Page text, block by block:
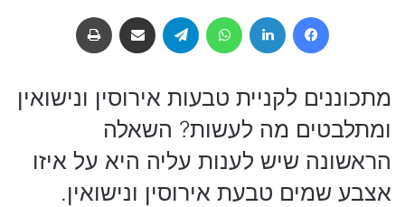
Facebook
LinkedIn
WhatsApp
Telegram שיתוף באמצעות מייל
מתכוננים לקניית טבעות אירוסין ונישואין
ומתלבטים מה לעשות? השאלה
הראשונה שיש לענות עליה היא על איזו
אצבע שמים טבעת אירוסין ונישואין.